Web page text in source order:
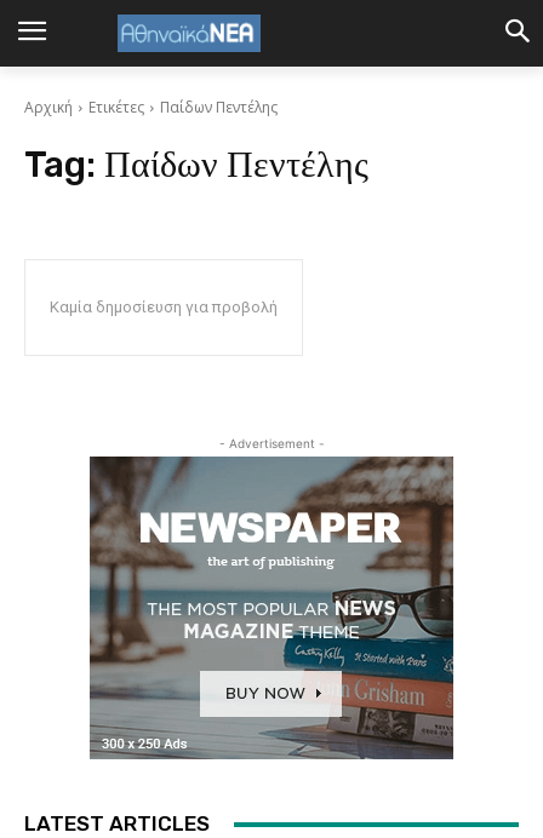
Αρχική Ετικέτες Παίδων Πεντέλης
Tag: Παίδων Πεντέλης
Καμία δημοσίευση για προβολή
- Advertisement -
LATEST ARTICLES